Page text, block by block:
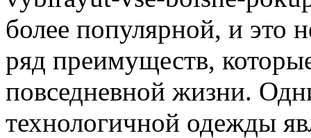
более популярной, и это
ряд преимуществ,
повседневной жизни.
технологичной одежды